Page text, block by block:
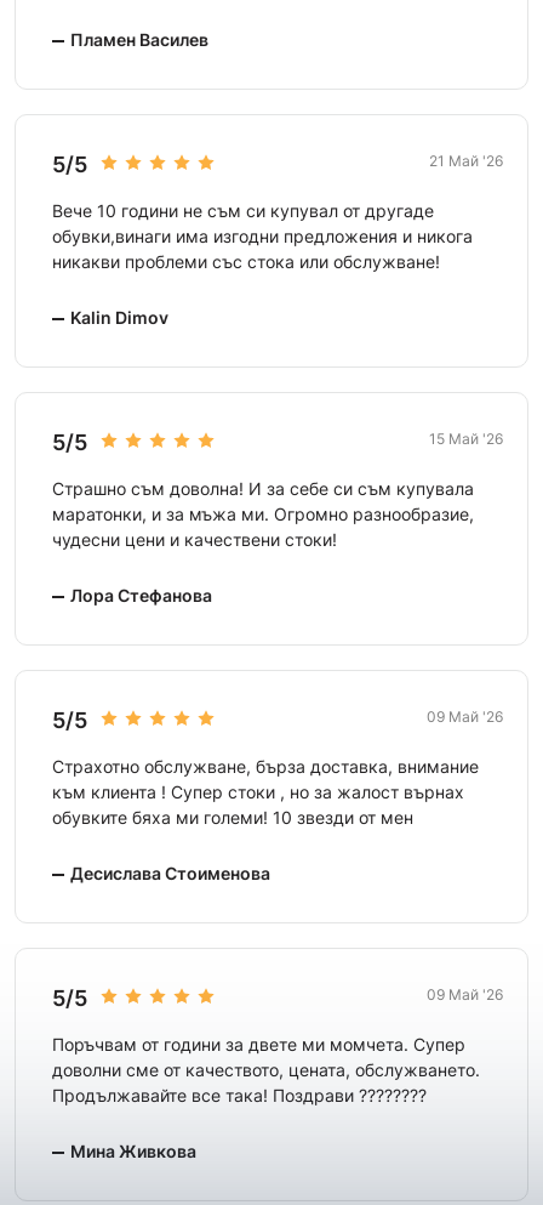
Пламен Василев
21 Май '26
5/5
Вече 10 години не съм си купувал от другаде
обувки,винаги има изгодни предложения и никога
никакви проблеми със стока или обслужване!
Kalin Dimov
15 Май '26
5/5
Страшно съм доволна! И за себе си съм купувала
маратонки, и за мъжа ми. Огромно разнообразие,
чудесни цени и качествени стоки!
Лора Стефанова
09 Май '26
5/5
Страхотно обслужване, бърза доставка, внимание
към клиента ! Супер стоки , но за жалост върнах
обувките бяха ми големи! 10 звезди от мен
Десислава Стоименова
09 Май '26
5/5
Поръчвам от години за двете ми момчета. Супер
доволни сме от качеството, цената, обслужването.
Продължавайте все така! Поздрави ????????
Мина Живкова